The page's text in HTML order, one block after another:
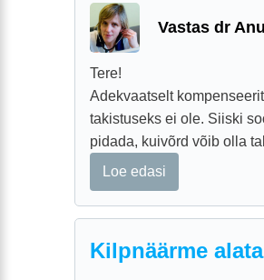
Vastas dr
Tere!
Adekvaatselt
takistuseks ei ole. Siiski
pidada, kuivõrd võib olla
Loe edasi
Kilpnäärme